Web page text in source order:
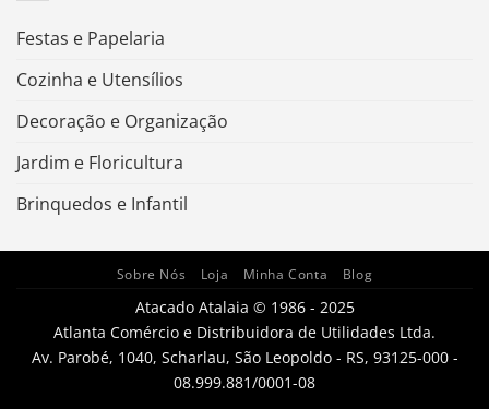
Festas e Papelaria
Cozinha e Utensílios
Decoração e Organização
Jardim e Floricultura
Brinquedos e Infantil
Sobre Nós Loja Minha Conta Blog
Atacado Atalaia © 1986 - 2025
Atlanta Comércio e Distribuidora de Utilidades Ltda.
Av. Parobé, 1040, Scharlau, São Leopoldo - RS, 93125-000 -
08.999.881/0001-08